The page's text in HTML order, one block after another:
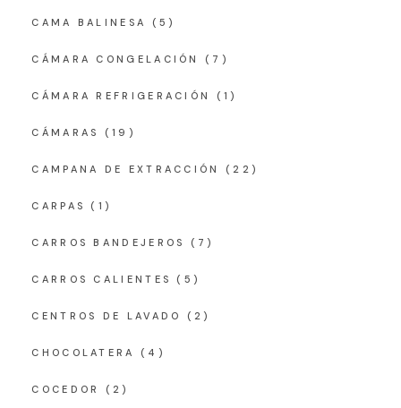
CAMA BALINESA (5)
CÁMARA CONGELACIÓN (7)
CÁMARA REFRIGERACIÓN (1)
CÁMARAS (19)
CAMPANA DE EXTRACCIÓN (22)
CARPAS (1)
CARROS BANDEJEROS (7)
CARROS CALIENTES (5)
CENTROS DE LAVADO (2)
CHOCOLATERA (4)
COCEDOR (2)